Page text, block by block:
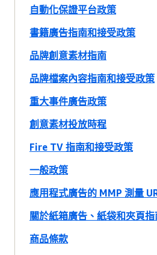
自動化保證平台政策
書籍廣告指南和接受政策
品牌創意素材指南
品牌檔案內容指南和接受政策
重大事件廣告政策
創意素材投放時程
Fire TV 指南和接受政策
一般政策
應用程式廣告的 MMP 測量
關於紙箱廣告、紙袋和夾頁
商品條款